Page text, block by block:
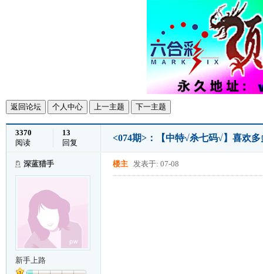
返回论坛 个人中心 上一主题 下一主题
3370
阅读
13
回复
<074期>：【中特√杀七码√】喜欢
深蓝猎手
新手上路
楼主 发表于: 07-08